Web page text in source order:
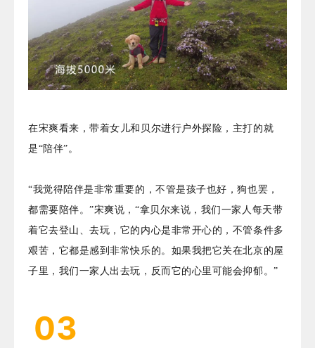
在宋爽看来，带着女儿和贝尔进行户外探险，主打的就
是“陪伴”。
“我觉得陪伴是非常重要的，不管是孩子也好，狗也罢，
都需要陪伴。”宋爽说，“拿贝尔来说，我们一家人每天带
着它去登山、去玩，它的内心是非常开心的，不管条件多
艰苦，它都是感到非常快乐的。如果我把它关在北京的屋
子里，我们一家人出去玩，反而它的心里可能会抑郁。”
03